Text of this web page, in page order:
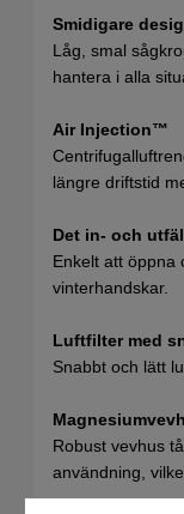
Smidigare
Låg, smal
hantera i alla
Air Injection™
längre driftstid
Det in- och
Enkelt att öppna
vinterhandskar.
Luftfilter med
Snabbt och lätt
Robust vevhus
användning,